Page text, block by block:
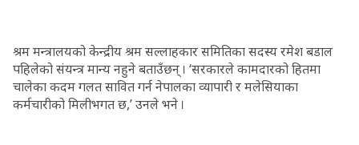
श्रम मन्त्रालयको केन्द्रीय श्रम सल्लाहकार समितिका सदस्य रमेश बडाल
पहिलेको संयन्त्र मान्य नहुने बताउँछन् । ‘सरकारले कामदारको हितमा
चालेका कदम गलत सावित गर्न नेपालका व्यापारी र मलेसियाका
कर्मचारीको मिलीभगत छ,’ उनले भने ।